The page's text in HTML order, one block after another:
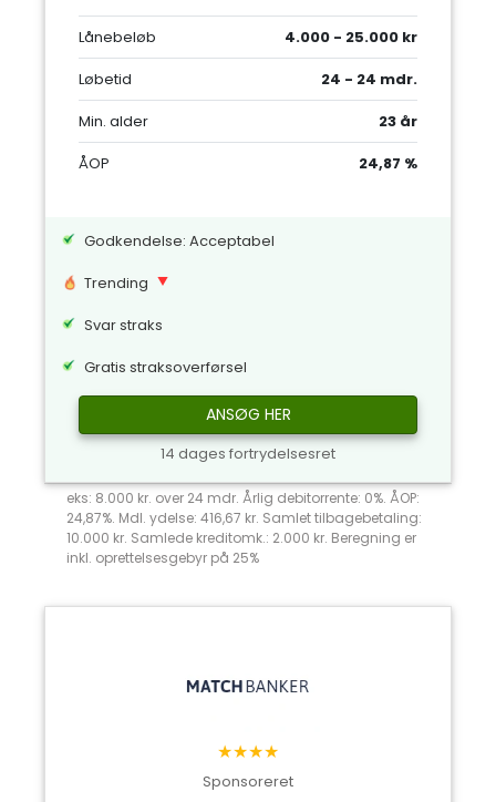
Lånebeløb
4.000 - 25.000 kr
Løbetid
24 - 24 mdr.
Min. alder
23 år
ÅOP
24,87 %
Godkendelse: Acceptabel
Trending
Svar straks
Gratis straksoverførsel
ANSØG HER
14 dages fortrydelsesret
eks: 8.000 kr. over 24 mdr. Årlig debitorrente: 0%. ÅOP:
24,87%. Mdl. ydelse: 416,67 kr. Samlet tilbagebetaling:
10.000 kr. Samlede kreditomk.: 2.000 kr. Beregning er
inkl. oprettelsesgebyr på 25%
★★★★
Sponsoreret